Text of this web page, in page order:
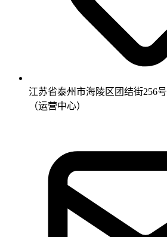
江苏省泰州市海陵区团结街256号
（运营中心）